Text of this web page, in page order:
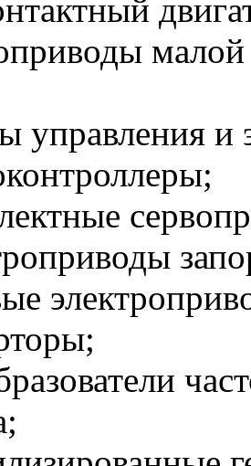
управления и